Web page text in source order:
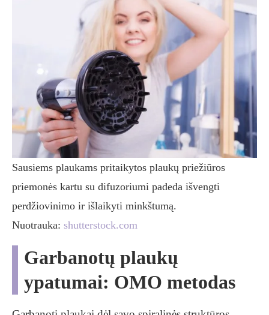
Sausiems plaukams pritaikytos plaukų priežiūros
priemonės kartu su difuzoriumi padeda išvengti
perdžiovinimo ir išlaikyti minkštumą.
Nuotrauka: shutterstock.com
Garbanotų plaukų
ypatumai: OMO metodas